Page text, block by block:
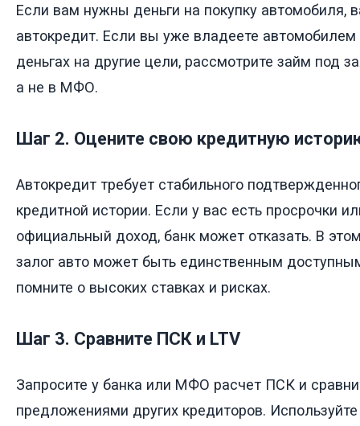
Если вам нужны деньги на покупку автомобиля,
автокредит. Если вы уже владеете
деньгах на другие цели, рассмотрите займ под
а не в МФО.
Шаг 2. Оцените свою кредитную
Автокредит требует стабильного
кредитной истории. Если у вас есть просрочки
официальный доход, банк может отказать. В
залог авто может быть единственным
помните о высоких ставках и рисках.
Шаг 3. Сравните ПСК и LTV
Запросите у банка или МФО расчет ПСК и
предложениями других кредиторов.